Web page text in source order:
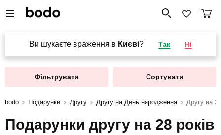
Ви шукаєте враження в Києві? Так Ні
Фільтрувати Сортувати
bodo Подарунки Другу Другу на День народження Другу на
Подарунки другу на 28 років